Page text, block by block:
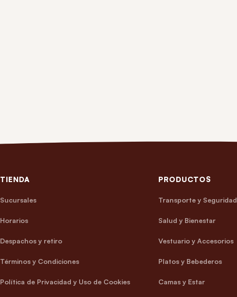
TIENDA
Sucursales
Horarios
Despachos y retiro
Términos y Condiciones
Política de Privacidad y Uso de Cookies
PRODUCTOS
Transporte y Seguridad
Salud y Bienestar
Vestuario y Accesorios
Platos y Bebederos
Camas y Estar